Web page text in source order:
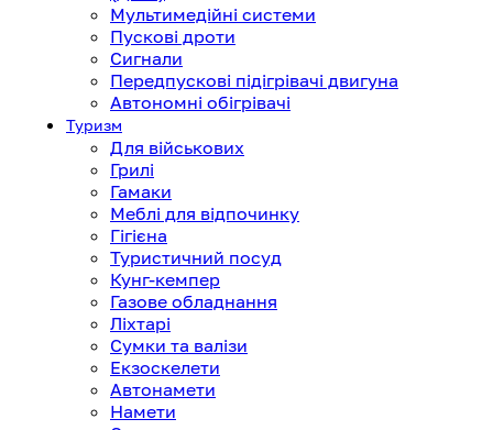
Мультимедійні системи
Пускові дроти
Сигнали
Передпускові підігрівачі двигуна
Автономні обігрівачі
Туризм
Для військових
Грилі
Гамаки
Меблі для відпочинку
Гігієна
Туристичний посуд
Кунг-кемпер
Газове обладнання
Ліхтарі
Сумки та валізи
Екзоскелети
Автонамети
Намети